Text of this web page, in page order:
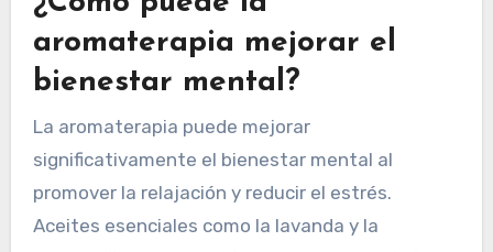
significativamente los niveles de ansiedad.
Además, ciertos aceites tienen propiedades
antimicrobianas, apoyando la salud general. Las
¿Cómo puede la
aromaterapia mejorar el